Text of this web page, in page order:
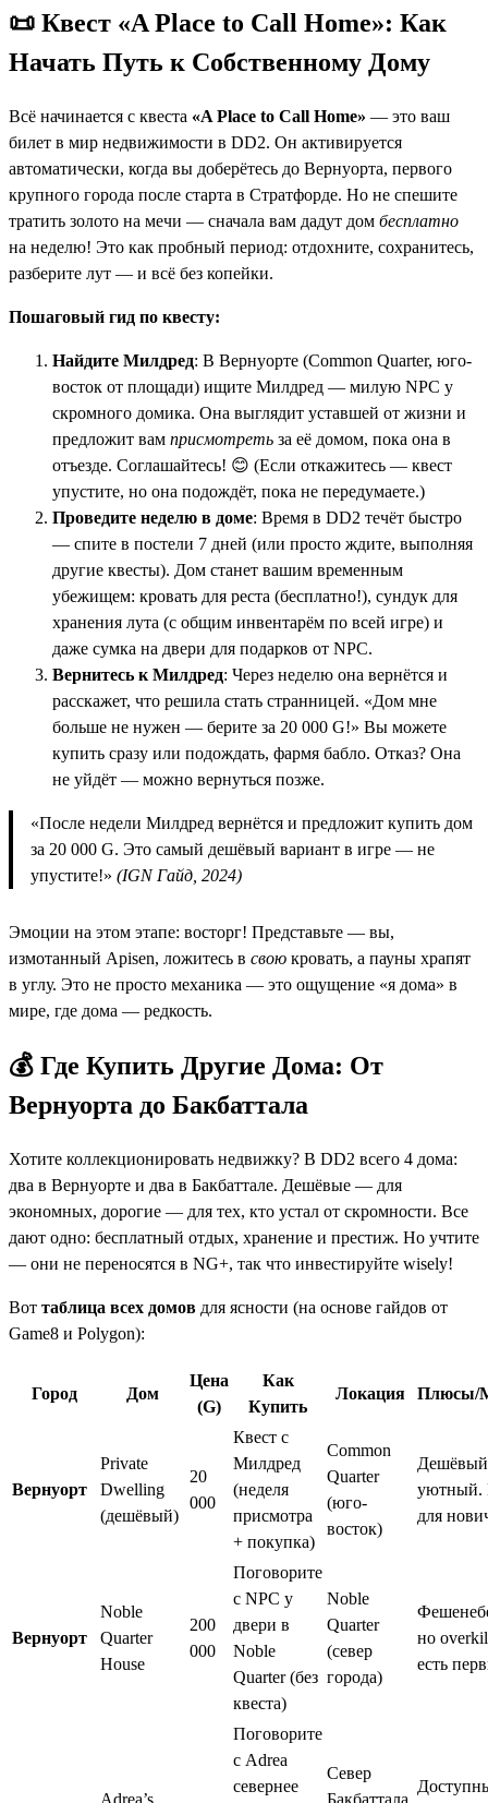
📜 Квест «A Place to Call Home»: Как
Начать Путь к Собственному Дому
Всё начинается с квеста «A Place to Call Home» — это ваш
билет в мир недвижимости в DD2. Он активируется
автоматически, когда вы доберётесь до Вернуорта, первого
крупного города после старта в Стратфорде. Но не спешите
тратить золото на мечи — сначала вам дадут дом бесплатно
на неделю! Это как пробный период: отдохните, сохранитесь,
разберите лут — и всё без копейки.
Пошаговый гид по квесту:
Найдите Милдред: В Вернуорте (Common Quarter, юго-
восток от площади) ищите Милдред — милую NPC у
скромного домика. Она выглядит уставшей от жизни и
предложит вам присмотреть за её домом, пока она в
отъезде. Соглашайтесь! 😊 (Если откажитесь — квест
упустите, но она подождёт, пока не передумаете.)
Проведите неделю в доме: Время в DD2 течёт быстро
— спите в постели 7 дней (или просто ждите, выполняя
другие квесты). Дом станет вашим временным
убежищем: кровать для реста (бесплатно!), сундук для
хранения лута (с общим инвентарём по всей игре) и
даже сумка на двери для подарков от NPC.
Вернитесь к Милдред: Через неделю она вернётся и
расскажет, что решила стать странницей. «Дом мне
больше не нужен — берите за 20 000 G!» Вы можете
купить сразу или подождать, фармя бабло. Отказ? Она
не уйдёт — можно вернуться позже.
«После недели Милдред вернётся и предложит купить дом
за 20 000 G. Это самый дешёвый вариант в игре — не
упустите!» (IGN Гайд, 2024)
Эмоции на этом этапе: восторг! Представьте — вы,
измотанный Арisen, ложитесь в свою кровать, а пауны храпят
в углу. Это не просто механика — это ощущение «я дома» в
мире, где дома — редкость.
💰 Где Купить Другие Дома: От
Вернуорта до Бакбаттала
Хотите коллекционировать недвижку? В DD2 всего 4 дома:
два в Вернуорте и два в Бакбаттале. Дешёвые — для
экономных, дорогие — для тех, кто устал от скромности. Все
дают одно: бесплатный отдых, хранение и престиж. Но учтите
— они не переносятся в NG+, так что инвестируйте wisely!
Вот таблица всех домов для ясности (на основе гайдов от
Game8 и Polygon):
Город Дом
Цена
(G)
Как
Купить
Локация Плюсы/
Вернуорт
Private
Dwelling
(дешёвый)
20
000
Квест с
Милдред
(неделя
присмотра
+ покупка)
Common
Quarter
(юго-
восток)
уютный.
для
Вернуорт
Noble
Quarter
House
200
000
Поговорите
с NPC у
двери в
Noble
Quarter (без
квеста)
Noble
Quarter
(север
города)
но
есть
Adrea’s
Поговорите
с Adrea
севернее
Север
Бакбаттала,